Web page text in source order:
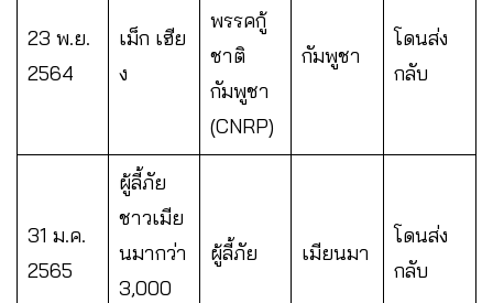
23 พ.ย.
2564
เม็ก เฮีย
ง
พรรคกู้
ชาติ
กัมพูชา
(CNRP)
กัมพูชา
โดนส่ง
กลับ
31 ม.ค.
2565
ผู้ลี้ภัย
ชาวเมีย
นมากว่า
3,000
ผู้ลี้ภัย เมียนมา
โดนส่ง
กลับ